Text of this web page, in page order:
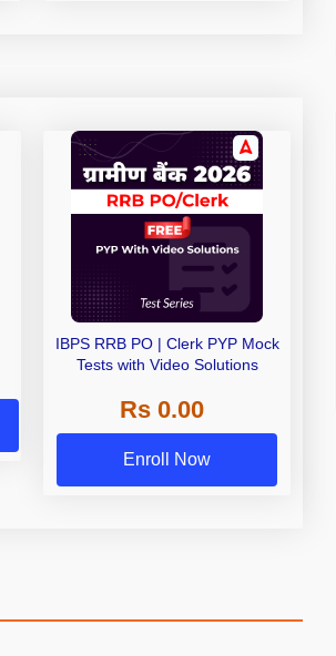
IBPS RRB PO | Clerk PYP Mock
Tests with Video Solutions
Rs 0.00
Enroll Now